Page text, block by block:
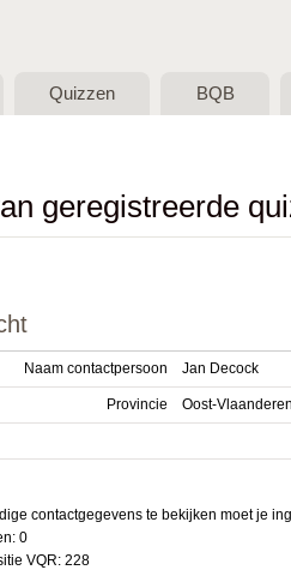
Quizzen BQB
geregistreerde
Naam contactpersoon Jan Decock
Provincie Oost-Vlaanderen
contactgegevens te bekijken moet je
0
VQR: 228